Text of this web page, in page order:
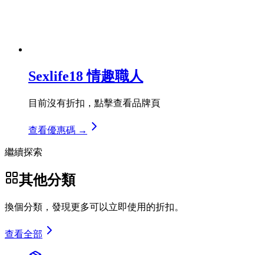
Sexlife18 情趣職人
目前沒有折扣，點擊查看品牌頁
查看優惠碼 →
繼續探索
其他分類
換個分類，發現更多可以立即使用的折扣。
查看全部